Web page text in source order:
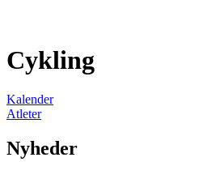
Cykling
Kalender
Atleter
Nyheder